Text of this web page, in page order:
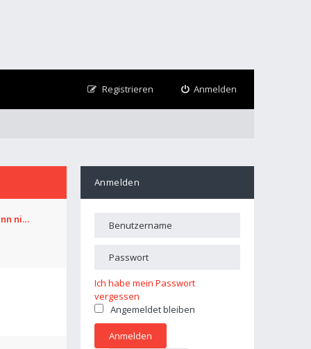
Anmelden
Registrieren
Anmelden
Ich habe mein Passwort
vergessen
Angemeldet bleiben
ni…